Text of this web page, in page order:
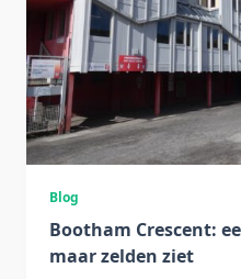
Blog
Bootham Crescent:
maar zelden ziet